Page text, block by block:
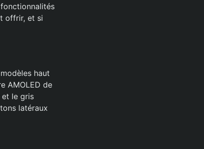
offrir, et si
haut
AMOLED de
et le gris
latéraux